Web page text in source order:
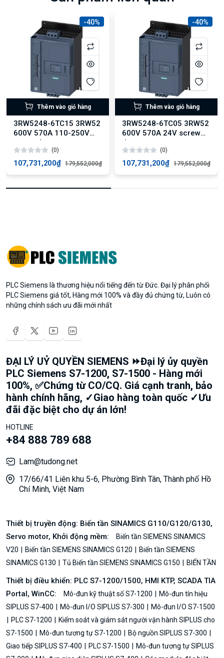
-40%
Thêm vào giỏ hàng
3RW5248-6TC15 3RW52
600V 570A 110-250V
screw therm
(0)
107,731,200₫ 179,552,000₫
-40%
Thêm vào giỏ hàng
3RW5248-6TC05 3RW52
600V 570A 24V screw
therm
(0)
107,731,200₫ 179,552,000₫
PLC Siemens là thương hiệu nổi tiếng đến từ Đức. Đại lý phân phối
PLC Siemens giá tốt, Hàng mới 100% và đầy đủ chứng từ, Luôn có
những chính sách ưu đãi mới nhất
ĐẠI LÝ UỶ QUYỀN SIEMENS ⏩Đại lý ủy quyền
PLC Siemens S7-1200, S7-1500 - Hàng mới
100%, ✅Chứng từ CO/CQ. Giá cạnh tranh, bảo
hành chính hãng, ✓Giao hàng toàn quốc ✓Ưu
đãi đặc biệt cho dự án lớn!
HOTLINE
+84 888 789 688
Lam@tudong.net
17/66/41 Liên khu 5-6, Phường Bình Tân, Thành phố Hồ
Chí Minh, Việt Nam
Thiết bị truyền động: Biến tần SINAMICS G110/G120/G130,
Servo motor, Khởi động mềm:
Biến tần SIEMENS SINAMICS
V20
Biến tần SIEMENS SINAMICS G120
Biến tần SIEMENS
SINAMICS G130
Tủ Biến tần SIEMENS SINAMICS G150 BIẾN TẦN
Thiết bị điều khiển: PLC S7-1200/1500, HMI KTP, SCADA TIA
Portal, WinCC:
Mô-đun kỹ thuật số S7-1200
Mô-đun tín hiệu
SIPLUS S7-400
Mô-đun I/O SIPLUS S7-300
Mô-đun I/O S7-1500
PLC S7-1200
Kiểm soát và giám sát người vận hành SIPLUS cho
S7-1500
Mô-đun tương tự S7-1200
Bộ nguồn SIPLUS S7-300
Giao tiếp SIPLUS S7-400
PLC S7-1500
Mô-đun tương tự SIPLUS